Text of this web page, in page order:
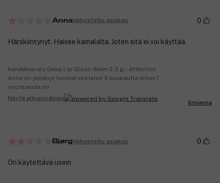
AnnaVahvistettu asiakas 0
Härskiintynyt. Haisee kamalalta. Joten sitä ei voi käyttää.
bareMinerals Dewy Lip Gloss-Balm 2,3 g – Affection
Anna on jättänyt tuotearvostelun 9 kuukautta sitten |
cocopanda.no
Näytä alkuperäinen
Ilmianna
BjørgVahvistettu asiakas 0
On käytettävä usein